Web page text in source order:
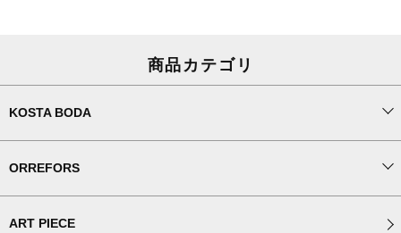
商品カテゴリ
KOSTA BODA
ORREFORS
ART PIECE